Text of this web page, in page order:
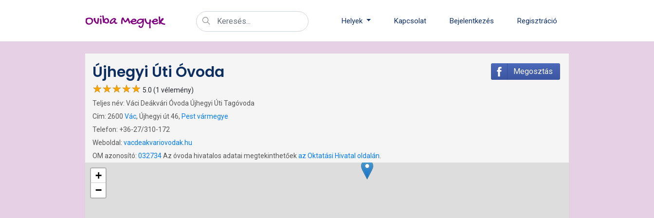
Oviba Megyek Helyek Kapcsolat Bejelentkezés Regisztráció
Újhegyi Úti Óvoda Megosztás
5.0 (1 vélemény)
Teljes név: Váci Deákvári Óvoda Újhegyi Úti Tagóvoda
Cím: 2600 Vác, Újhegyi út 46, Pest vármegye
Telefon: +36-27/310-172
Weboldal: vacdeakvariovodak.hu
OM azonosító: 032734Az óvoda hivatalos adatai megtekinthetőekaz Oktatási Hivatal oldalán
+
−